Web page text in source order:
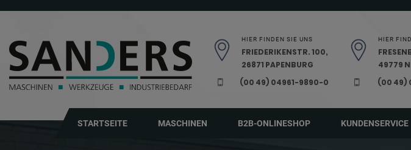
HIER FINDEN SIE UNS
FRIEDERIKENSTR. 100,
26871 PAPENBURG
(00 49) 04961-9890-0
HIER
49779
(00 49)
STARTSEITE MASCHINEN B2B-ONLINESHOP KUNDENSERVICE